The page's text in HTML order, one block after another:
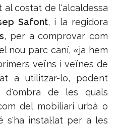
al costat de l'alcaldessa
Safont, i la regidora
, per a comprovar com
nou parc caní, «ja hem
veïns i veïnes de
a utilitzar-lo, podent
de les quals
del mobiliari urbà o
s'ha instal·lat per a les